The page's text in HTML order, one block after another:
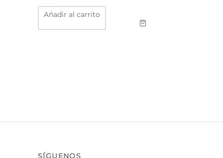
Añadir al carrito
SÍGUENOS